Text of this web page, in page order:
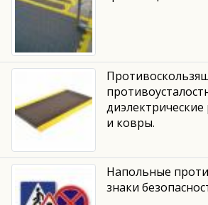
и ковры.
Напольные
знаки